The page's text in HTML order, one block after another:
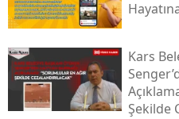
Kars
Şekilde